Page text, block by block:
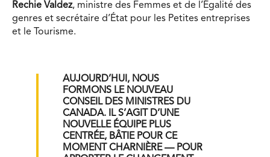
Rechie Valdez, ministre des Femmes et de l’Égalité des
genres et secrétaire d’État pour les Petites entreprises
et le Tourisme.
AUJOURD’HUI, NOUS
FORMONS LE NOUVEAU
CONSEIL DES MINISTRES DU
CANADA. IL S’AGIT D’UNE
NOUVELLE ÉQUIPE PLUS
CENTRÉE, BÂTIE POUR CE
MOMENT CHARNIÈRE — POUR